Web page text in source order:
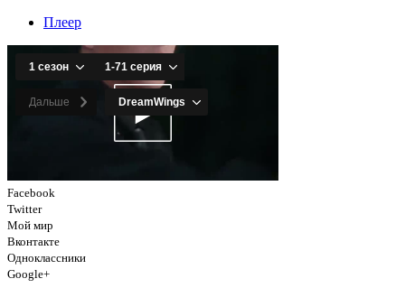
Плеер
Facebook
Twitter
Мой мир
Вконтакте
Одноклассники
Google+